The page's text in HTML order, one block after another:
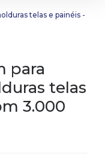
telas e painéis -
para
telas
3.000